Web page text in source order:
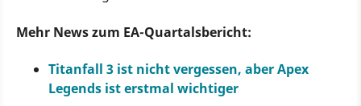
Mehr News zum EA-Quartalsbericht:
Titanfall 3 ist nicht vergessen, aber Apex
Legends ist erstmal wichtiger